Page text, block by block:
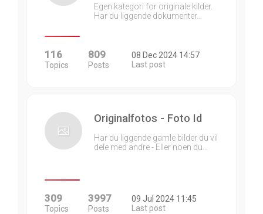
Egen kategori for originale kilder.
Har du liggende dokumenter…
116
Topics
809
Posts
08 Dec 2024 14:57
Last post
Originalfotos - Foto Id
Har du liggende gamle bilder du vil
dele med andre - Eller noen du…
309
Topics
3997
Posts
09 Jul 2024 11:45
Last post